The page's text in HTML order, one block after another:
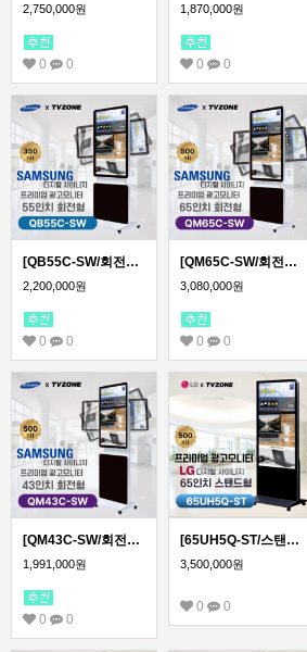
2,750,000원
0 0
1,870,000원
0 0
[QB55C-SW/회전형]55인치 삼성 DID 회전형 광고용모니터/ 삼성디지털사이니지 LED패널 키오스크
2,200,000원
0 0
[QM65C-SW/회전형]65인치 삼성 DID 회전형 광고용모니터/ 삼성디지털사이니지 키오스크
3,080,000원
0 0
[QM43C-SW/회전형] 43인치 삼성 DID 회전형 광고용모니터/ 삼성디지털사이니지 LED패널 키오스크
1,991,000원
0 0
[65UH5Q-ST/스탠드형]LG 광고용 65인치 스탠드형/밝기500cd/ DID/키오스크/웰컴보드/DID모니터/스탠드DID
3,500,000원
0 0